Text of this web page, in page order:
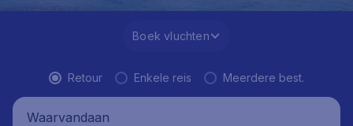
Boek vluchten
Retour Enkele reis Meerdere best.
Waarvandaan